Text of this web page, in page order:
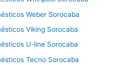
Weber Sorocaba
Viking Sorocaba
U-line Sorocaba
Tecno Sorocaba